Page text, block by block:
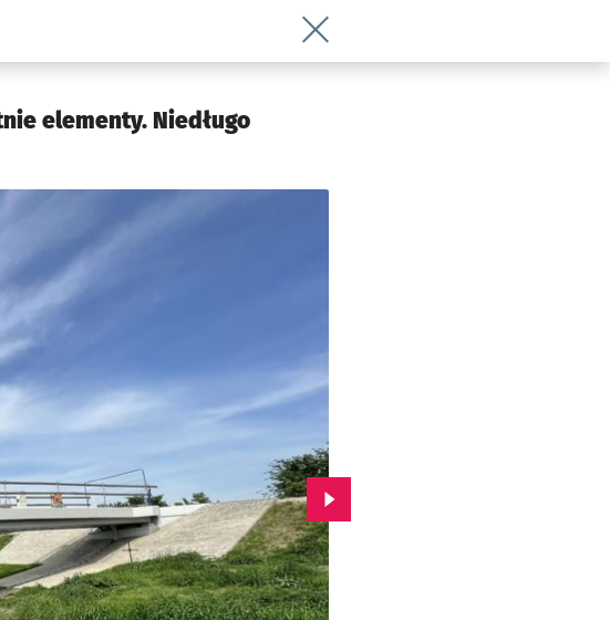
Wróć do artykułu Kładka pieszo-
elementy. Niedługo
Przejdź do kolejnego zdjęcia.